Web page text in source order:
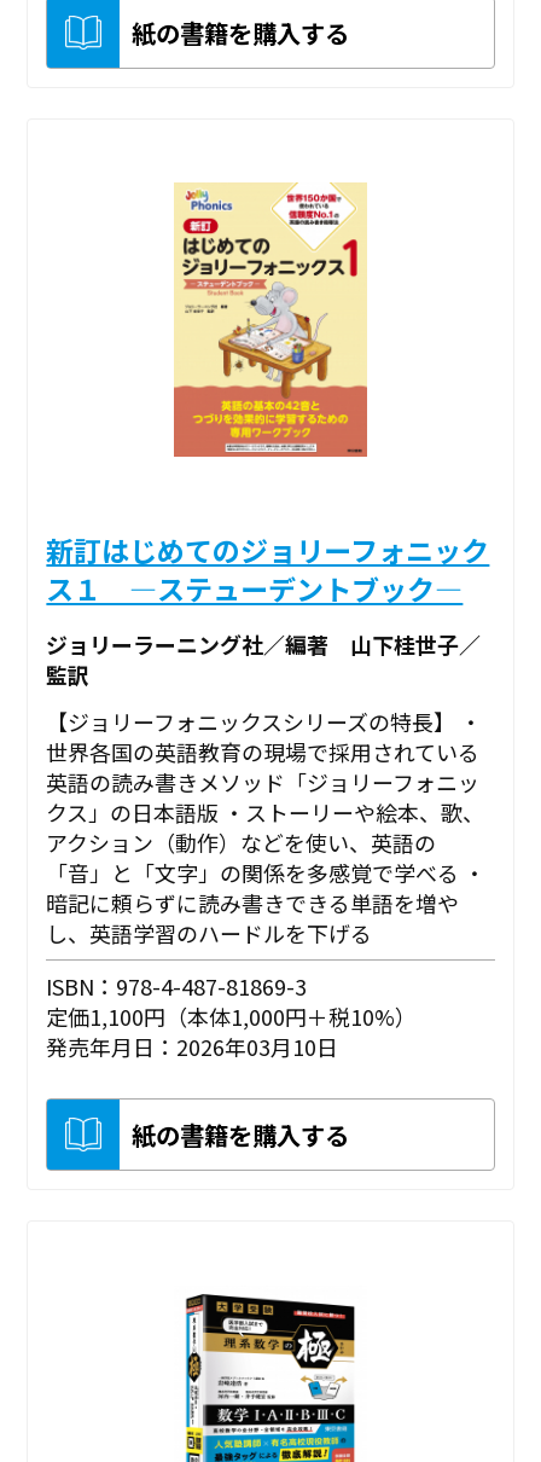
紙の書籍を購入する
新訂はじめてのジョリーフォニック
ス１ ―ステューデントブック―
ジョリーラーニング社／編著 山下桂世子／
監訳
【ジョリーフォニックスシリーズの特長】 ・
世界各国の英語教育の現場で採用されている
英語の読み書きメソッド「ジョリーフォニッ
クス」の日本語版 ・ストーリーや絵本、歌、
アクション（動作）などを使い、英語の
「音」と「文字」の関係を多感覚で学べる ・
暗記に頼らずに読み書きできる単語を増や
し、英語学習のハードルを下げる
ISBN：978-4-487-81869-3
定価1,100円（本体1,000円＋税10%）
発売年月日：2026年03月10日
紙の書籍を購入する